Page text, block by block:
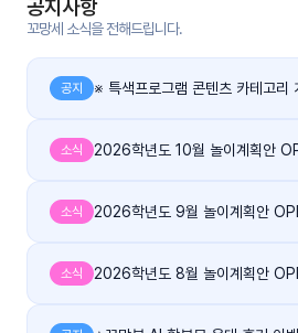
그
공지사항
꼬망세 소식을 전해드립니다.
공지 ※ 특색프로그램 콘텐츠 카테고리
소식 2026학년도 10월 놀이계획안
소식 2026학년도 9월 놀이계획안
소식 2026학년도 8월 놀이계획안